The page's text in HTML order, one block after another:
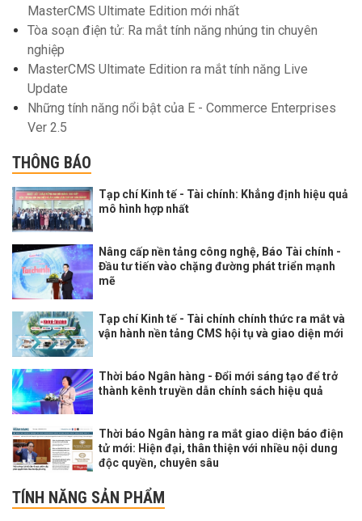
MasterCMS Ultimate Edition mới nhất
Tòa soạn điện tử: Ra mắt tính năng nhúng tin chuyên
nghiệp
MasterCMS Ultimate Edition ra mắt tính năng Live
Update
Những tính năng nổi bật của E - Commerce Enterprises
Ver 2.5
THÔNG BÁO
Tạp chí Kinh tế - Tài chính: Khẳng định hiệu quả
mô hình hợp nhất
Nâng cấp nền tảng công nghệ, Báo Tài chính -
Đầu tư tiến vào chặng đường phát triển mạnh
mẽ
Tạp chí Kinh tế - Tài chính chính thức ra mắt và
vận hành nền tảng CMS hội tụ và giao diện mới
Thời báo Ngân hàng - Đổi mới sáng tạo để trở
thành kênh truyền dẫn chính sách hiệu quả
Thời báo Ngân hàng ra mắt giao diện báo điện
tử mới: Hiện đại, thân thiện với nhiều nội dung
độc quyền, chuyên sâu
TÍNH NĂNG SẢN PHẨM